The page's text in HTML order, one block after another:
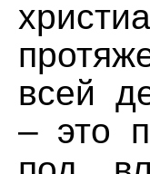
всей
– это